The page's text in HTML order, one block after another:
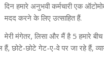
दिन हमारे अनुभवी कर्मचारी एक
मदद करने के लिए उत्साहित हैं.
मेरी मंगेतर, लिसा और मैं है 5 हमारे
हैं, छोटे-छोटे गेट-ए-वे पर जा रहे हैं,